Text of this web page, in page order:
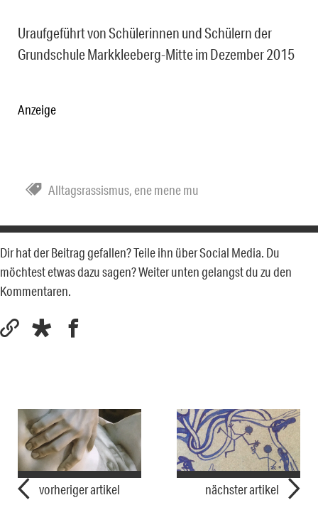
Uraufgeführt von Schülerinnen und Schülern der
Grundschule Markkleeberg-Mitte im Dezember 2015
Anzeige
Alltagsrassismus, ene mene mu
Dir hat der Beitrag gefallen? Teile ihn über Social Media. Du
möchtest etwas dazu sagen? Weiter unten gelangst du zu den
Kommentaren.
vorheriger artikel nächster artikel